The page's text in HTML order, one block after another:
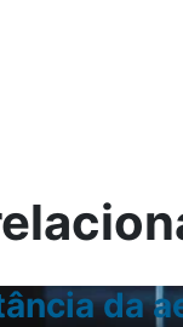
da